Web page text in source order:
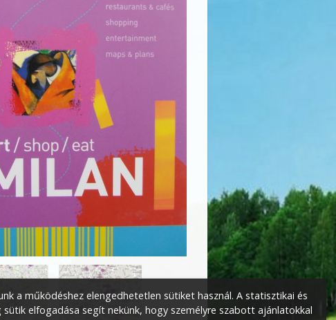
a működéshez elengedhetetlen sütiket használ. A statisztikai és
sütik elfogadása segít nekünk, hogy személyre szabott ajánlatokkal